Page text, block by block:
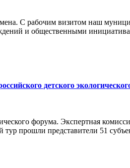
С рабочим визитом наш
и общественными
детского
форума. Экспертная
прошли представители 51